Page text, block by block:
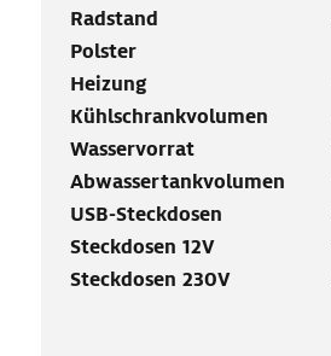
Radstand
Polster
Heizung
Kühlschrankvolumen
Wasservorrat
Abwassertankvolumen
USB-Steckdosen
Steckdosen 12V
Steckdosen 230V